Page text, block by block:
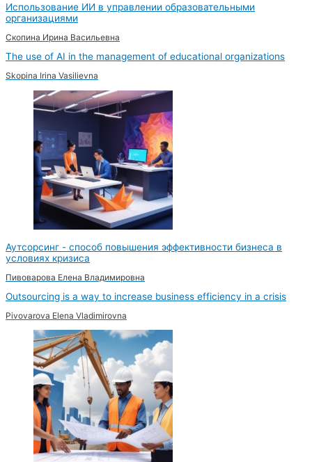
Использование ИИ в управлении образовательными
организациями
Скопина Ирина Васильевна
The use of AI in the management of educational organizations
Skopina Irina Vasilievna
Аутсорсинг - способ повышения эффективности бизнеса в
условиях кризиса
Пивоварова Елена Владимировна
Outsourcing is a way to increase business efficiency in a crisis
Pivovarova Elena Vladimirovna